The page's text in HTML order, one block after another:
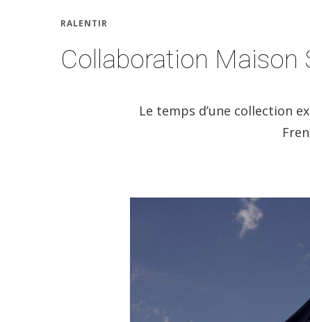
RALENTIR
Collaboration Maison
Le temps d’une collection